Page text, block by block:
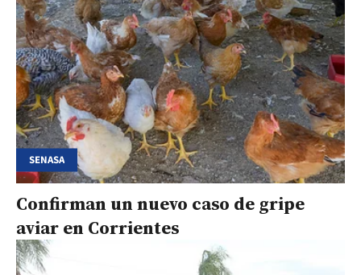
SENASA
Confirman un nuevo caso de gripe
aviar en Corrientes